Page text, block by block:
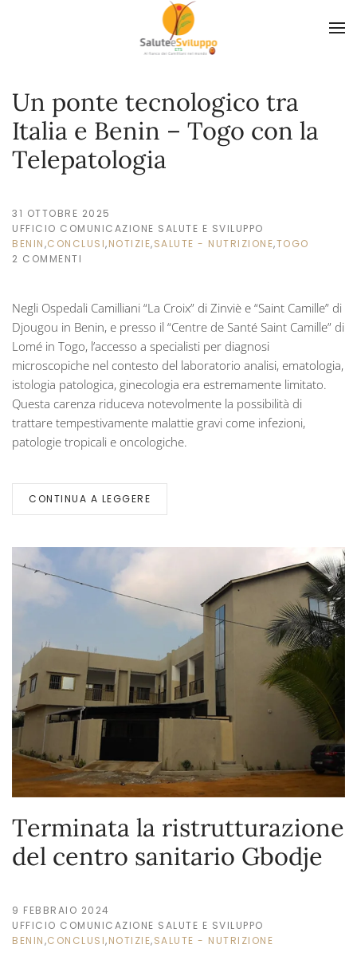
Skip to main content
Un ponte tecnologico tra
Italia e Benin – Togo con la
Telepatologia
31 OTTOBRE 2025
UFFICIO COMUNICAZIONE SALUTE E SVILUPPO
BENIN,CONCLUSI,NOTIZIE,SALUTE - NUTRIZIONE,TOGO
2 COMMENTI
SU
TECNOLOGICO
TRA
ITALIA
BENIN
–
TOGO
CON
LA
TELEPATOLOGIA
Negli Ospedali Camilliani “La Croix” di Zinviè e “Saint Camille” di
Djougou in Benin, e presso il “Centre de Santé Saint Camille” di
Lomé in Togo, l’accesso a specialisti per diagnosi
microscopiche nel contesto del laboratorio analisi, ematologia,
istologia patologica, ginecologia era estremamente limitato.
Questa carenza riduceva notevolmente la possibilità di
trattare tempestivamente malattie gravi come infezioni,
patologie tropicali e oncologiche.
CONTINUA A LEGGERE
Terminata la ristrutturazione
del centro sanitario Gbodje
9 FEBBRAIO 2024
UFFICIO COMUNICAZIONE SALUTE E SVILUPPO
BENIN,CONCLUSI,NOTIZIE,SALUTE - NUTRIZIONE